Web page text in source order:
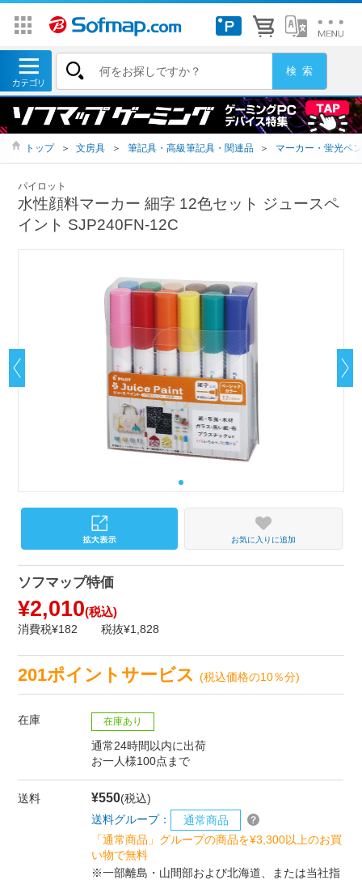
トップ ＞ 文房具 ＞ 筆記具・高級筆記具・関連品 ＞ マーカー・蛍光ペン
パイロット
水性顔料マーカー 細字 12色セット ジュースペ
イント SJP240FN-12C
お気に入りに追加
ソフマップ特価
¥2,010(税込)
消費税¥182 税抜¥1,828
201ポイントサービス(税込価格の10％分)
在庫 在庫あり
通常24時間以内に出荷
お一人様100点まで
送料 ¥550(税込)
送料グループ：
通常商品
「通常商品」グループの商品を¥3,300以上のお買
い物で無料
※一部離島・山間部および北海道、または当社指